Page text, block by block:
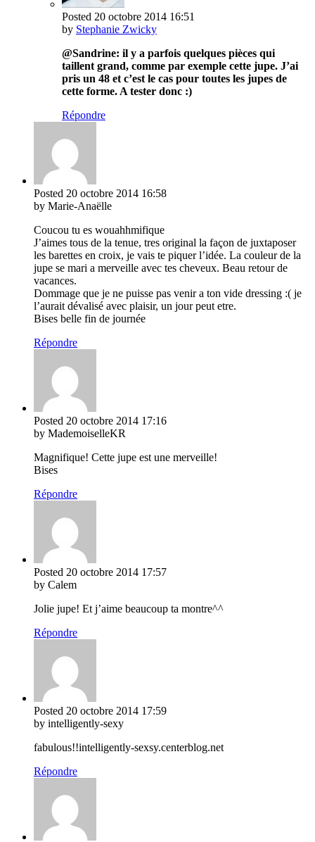
Posted 20 octobre 2014 16:51
by Stephanie Zwicky
@Sandrine: il y a parfois quelques pièces qui
taillent grand, comme par exemple cette jupe. J’ai
pris un 48 et c’est le cas pour toutes les jupes de
cette forme. A tester donc :)
Répondre
Posted 20 octobre 2014 16:58
by Marie-Anaëlle
Coucou tu es wouahhmifique
J’aimes tous de la tenue, tres original la façon de juxtaposer
les barettes en croix, je vais te piquer l’idée. La couleur de la
jupe se mari a merveille avec tes cheveux. Beau retour de
vacances.
Dommage que je ne puisse pas venir a ton vide dressing :( je
l’aurait dévalisé avec plaisir, un jour peut etre.
Bises belle fin de journée
Répondre
Posted 20 octobre 2014 17:16
by MademoiselleKR
Magnifique! Cette jupe est une merveille!
Bises
Répondre
Posted 20 octobre 2014 17:57
by Calem
Jolie jupe! Et j’aime beaucoup ta montre^^
Répondre
Posted 20 octobre 2014 17:59
by intelligently-sexy
fabulous!!intelligently-sexsy.centerblog.net
Répondre